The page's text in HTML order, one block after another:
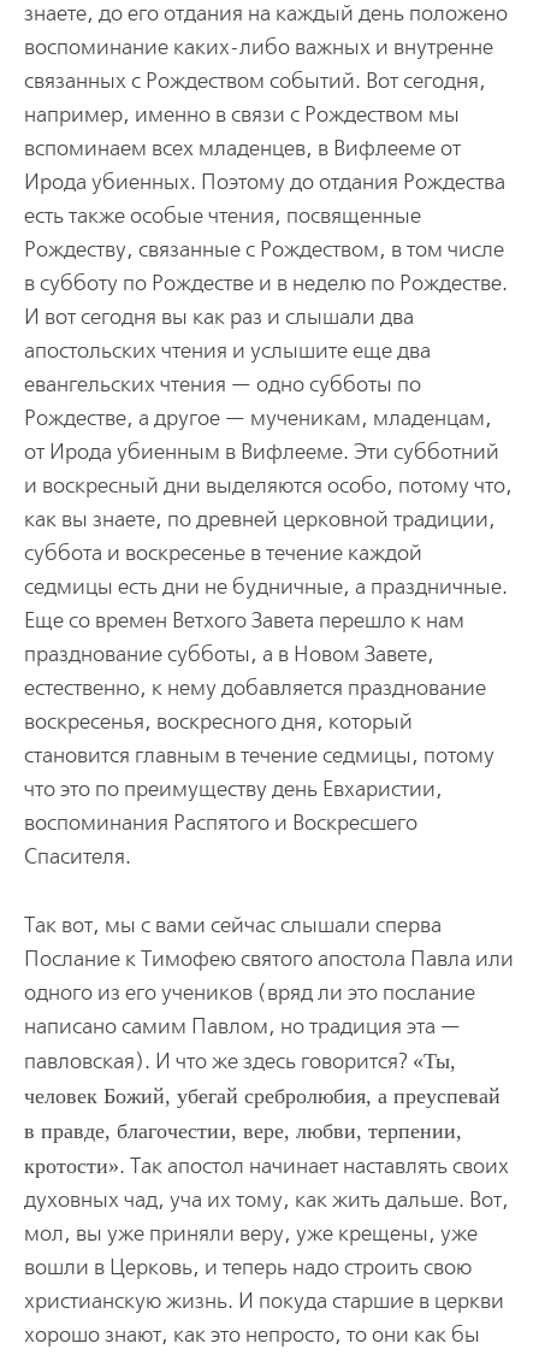
знаете, до его отдания на каждый день положено
воспоминание каких-либо важных и внутренне
связанных с Рождеством событий. Вот сегодня,
например, именно в связи с Рождеством мы
вспоминаем всех младенцев, в Вифлееме от
Ирода убиенных. Поэтому до отдания Рождества
есть также особые чтения, посвященные
Рождеству, связанные с Рождеством, в том числе
в субботу по Рождестве и в неделю по Рождестве.
И вот сегодня вы как раз и слышали два
апостольских чтения и услышите еще два
евангельских чтения — одно субботы по
Рождестве, а другое — мученикам, младенцам,
от Ирода убиенным в Вифлееме. Эти субботний
и воскресный дни выделяются особо, потому что,
как вы знаете, по древней церковной традиции,
суббота и воскресенье в течение каждой
седмицы есть дни не будничные, а праздничные.
Еще со времен Ветхого Завета перешло к нам
празднование субботы, а в Новом Завете,
естественно, к нему добавляется празднование
воскресенья, воскресного дня, который
становится главным в течение седмицы, потому
что это по преимуществу день Евхаристии,
воспоминания Распятого и Воскресшего
Спасителя.
Так вот, мы с вами сейчас слышали сперва
Послание к Тимофею святого апостола Павла или
одного из его учеников (вряд ли это послание
написано самим Павлом, но традиция эта —
павловская). И что же здесь говорится?
Ты,
человек Божий, убегай сребролюбия, а преуспевай
в правде, благочестии, вере, любви, терпении,
кротости . Так апостол начинает наставлять своих
духовных чад, уча их тому, как жить дальше. Вот,
мол, вы уже приняли веру, уже крещены, уже
вошли в Церковь, и теперь надо строить свою
христианскую жизнь. И покуда старшие в церкви
хорошо знают, как это непросто, то они как бы